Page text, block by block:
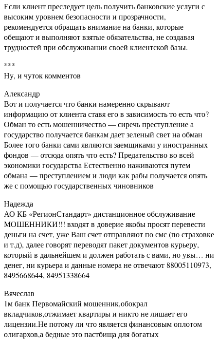
Если клиент преследует цель получить банковские услуги с
высоким уровнем безопасности и прозрачности,
рекомендуется обращать внимание на банки, которые
обещают и выполняют взятые обязательства, не создавая
трудностей при обслуживании своей клиентской базы.
***
Ну, и чуток комментов
Александр
Вот и получается что банки намеренно скрывают
информацию от клиента ставя его в зависимость то есть что?
Обман то есть мошенничество — сиречь преступление а
государство получается банкам дает зеленый свет на обман
Более того банки сами являются заемщиками у иностранных
фондов — отсюда опять что есть? Предательство во всей
экономики государства Естественно наживаются путем
обмана — преступлением и люди как рабы получается опять
же с помощью государственных чиновников
Надежда
АО КБ «РегионСтандарт» дистанционное обслуживание
МОШЕННИКИ!!! входят в доверие якобы просят перевести
деньги на счет, уже Ваш счет отправляют по смс (по страховке
и т.д), далее говорят переводят пакет документов курьеру,
который в дальнейшем и должен работать с вами, но увы… ни
денег, ни курьера и данные номера не отвечают 88005110973,
8495668644, 84951338664
Вячеслав
1м банк Первомайский мошенник,обокрал
вкладчиков,отжимает квартиры и никто не лишает его
лицензии.Не потому ли что является финансовым оплотом
олигархов,а бедные это пастбища для богатых